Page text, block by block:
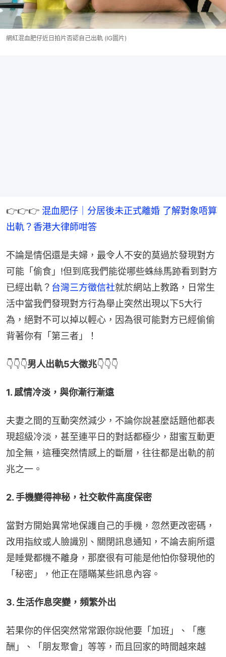
網紅混血肥仔近日拍片否認自己出軌 (IG圖片)
👉👉👉 混血肥仔｜分居後未正式離婚 了解對象唔算
出軌？香港大律師咁答
不論是情侶還是夫婦，最令人不安的莫過於發現對方
可能「偷食」!但到底我們能從哪些蛛絲馬跡看到對方
已經出軌？ 台灣三方徵信社就於網站上教路，日常生
活中當我們發現對方行為舉止突然出現以下5大行
為，絕對不可以掉以輕心，因為很可能對方已經偷偷
背著你有「第三者」！
👇👇👇男人出軌5大徵兆👇👇👇
1. 感情冷淡，與你漸行漸遠
夫妻之間的互動突然減少，不論你說甚麼話題他都表
現超級冷淡，甚至連平日的對話都極少，甜蜜互動更
加全無，這種突然情感上的斷層，往往都是出軌的前
兆之一。
2. 手機變得神秘，社交軟件高度保密
當對方開始異常地保護自己的手機，忽然更改密碼，
改用指紋或人臉識別、關閉訊息通知，不論去廁所還
是睡覺都機不離身，那麼很有可能是他怕你發現他的
「秘密」，他正在隱瞞某些訊息內容。
3. 生活作息突變，頻繁外出
若果你的伴侶突然常常跟你說他要「加班」、「應
酬」、「朋友聚會」等等，而且回家的時間越來越